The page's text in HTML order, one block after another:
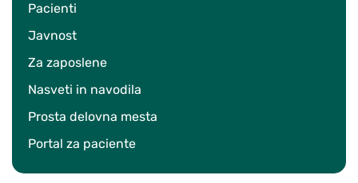
Pacienti
Javnost
Za zaposlene
Nasveti in navodila
Prosta delovna mesta
Portal za paciente